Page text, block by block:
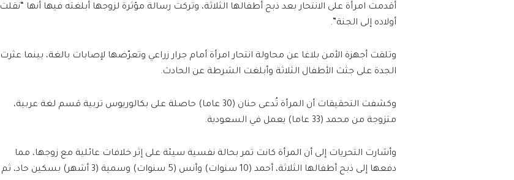
أقدمت امرأة على الانتحار بعد ذبح أطفالها الثلاثة، وتركت رسالة مؤثرة لزوجها أبلغته فيها أنها “نقلت
أولاده إلى الجنة”.
وتلقت أجهزة الأمن بلاغا عن محاولة انتحار امرأة أمام جرار زراعي وتعرّضها لإصابات بالغة، بينما عثرت
الجدة على جثث الأطفال الثلاثة وأبلغت الشرطة عن الحادث.
وكشفت التحقيقات أن المرأة تُدعى حنان (30 عاما) حاصلة على بكالوريوس تربية قسم لغة عربية،
متزوجة من محمد (33 عاما) يعمل في السعودية.
وأشارت التحريات إلى أن المرأة كانت تمر بحالة نفسية سيئة على إثر خلافات عائلية مع زوجها، مما
دفعها إلى ذبح أطفالها الثلاثة، أحمد (10 سنوات) وأنس (5 سنوات) وسمية (3 أشهر) بسكين حاد، ثم